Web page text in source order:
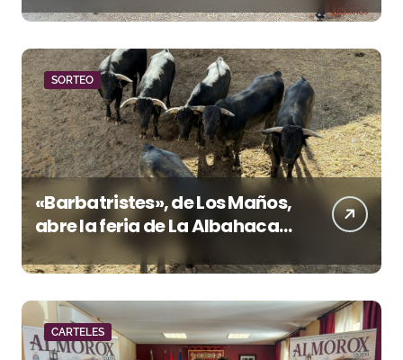
Santa María esta noche
SORTEO
«Barbatristes», de Los Maños,
abre la feria de La Albahaca
de Huesca
CARTELES